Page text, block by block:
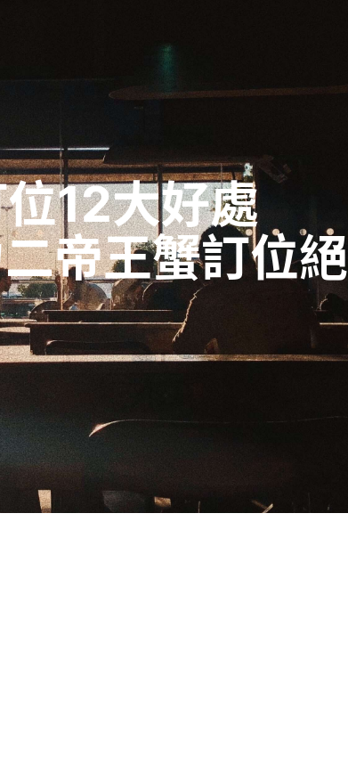
12大好處
帝王蟹訂位絕